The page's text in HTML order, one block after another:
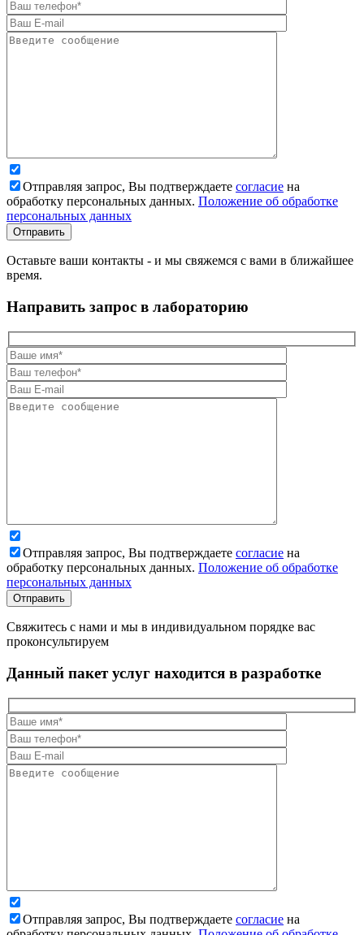
Отправляя запрос, Вы подтверждаете согласие на
обработку персональных данных. Положение об обработке
персональных данных
Оставьте ваши контакты - и мы свяжемся с вами в ближайшее
время.
Направить запрос в лабораторию
Отправляя запрос, Вы подтверждаете согласие на
обработку персональных данных. Положение об обработке
персональных данных
Свяжитесь с нами и мы в индивидуальном порядке вас
проконсультируем
Данный пакет услуг находится в разработке
Отправляя запрос, Вы подтверждаете согласие на